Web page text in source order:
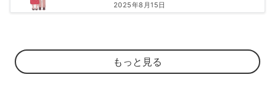
2025年8月15日
もっと見る